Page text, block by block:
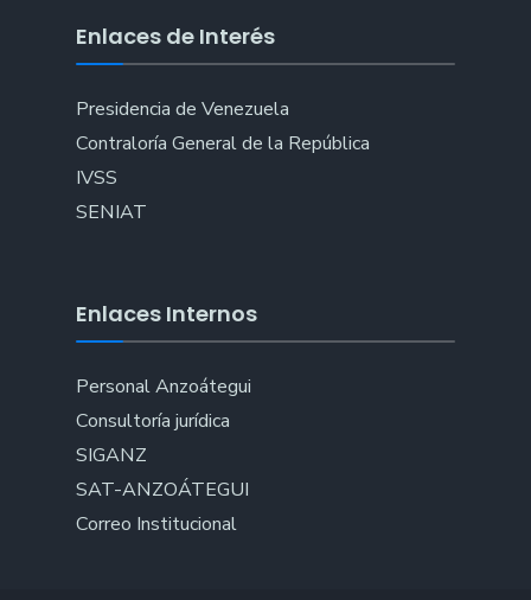
Enlaces de Interés
Presidencia de Venezuela
Contraloría General de la República
IVSS
SENIAT
Enlaces Internos
Personal Anzoátegui
Consultoría jurídica
SIGANZ
SAT-ANZOÁTEGUI
Correo Institucional